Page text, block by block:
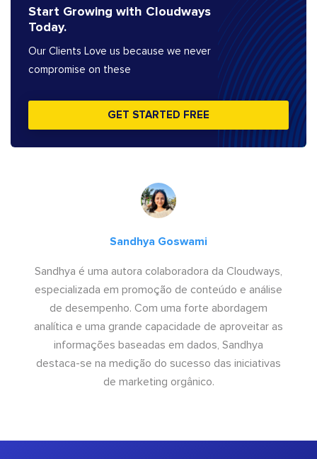
Start Growing with Cloudways
Today.
Our Clients Love us because we never
compromise on these
GET STARTED FREE
Sandhya Goswami
Sandhya é uma autora colaboradora da Cloudways,
especializada em promoção de conteúdo e análise
de desempenho. Com uma forte abordagem
analítica e uma grande capacidade de aproveitar as
informações baseadas em dados, Sandhya
destaca-se na medição do sucesso das iniciativas
de marketing orgânico.